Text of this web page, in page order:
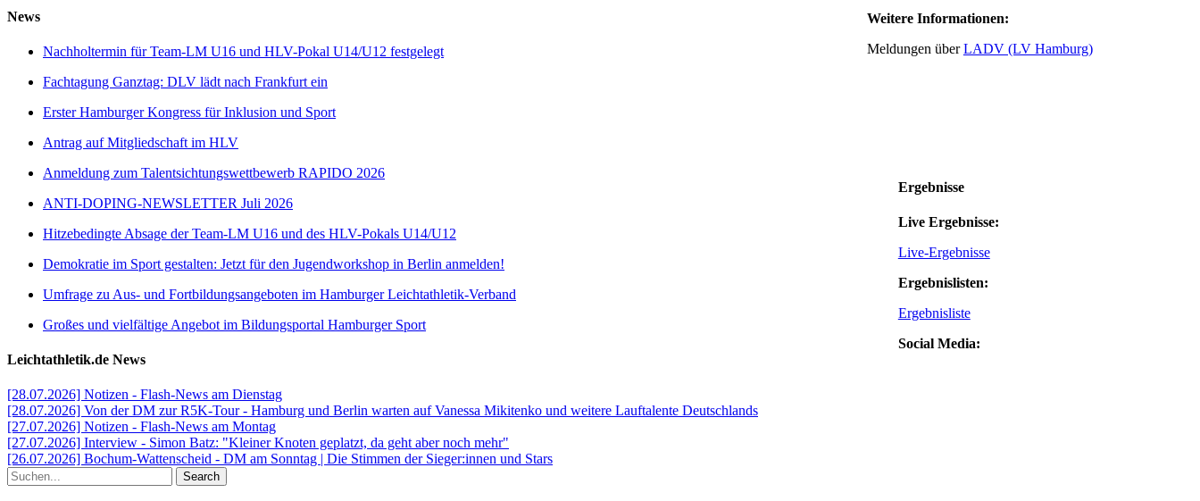
Weitere Informationen:
Meldungen überLADV (LV Hamburg)
Ergebnisse
Live Ergebnisse:
Live-Ergebnisse
Ergebnislisten:
Ergebnisliste
Social Media:
News
Nachholtermin für Team-LM U16 und HLV-Pokal U14/U12 festgelegt
Fachtagung Ganztag: DLV lädt nach Frankfurt ein
Erster Hamburger Kongress für Inklusion und Sport
Antrag auf Mitgliedschaft im HLV
Anmeldung zum Talentsichtungswettbewerb RAPIDO 2026
ANTI-DOPING-NEWSLETTER Juli 2026
Hitzebedingte Absage der Team-LM U16 und des HLV-Pokals U14/U12
Demokratie im Sport gestalten: Jetzt für den Jugendworkshop in Berlin anmelden!
Umfrage zu Aus- und Fortbildungsangeboten im Hamburger Leichtathletik-Verband
Großes und vielfältige Angebot im Bildungsportal Hamburger Sport
Leichtathletik.de News
[28.07.2026] Notizen - Flash-News am Dienstag
[28.07.2026] Von der DM zur R5K-Tour - Hamburg und Berlin warten auf Vanessa Mikitenko und weitere Lauftalente Deutschlands
[27.07.2026] Notizen - Flash-News am Montag
[27.07.2026] Interview - Simon Batz: "Kleiner Knoten geplatzt, da geht aber noch mehr"
[26.07.2026] Bochum-Wattenscheid - DM am Sonntag | Die Stimmen der Sieger:innen und Stars
Search